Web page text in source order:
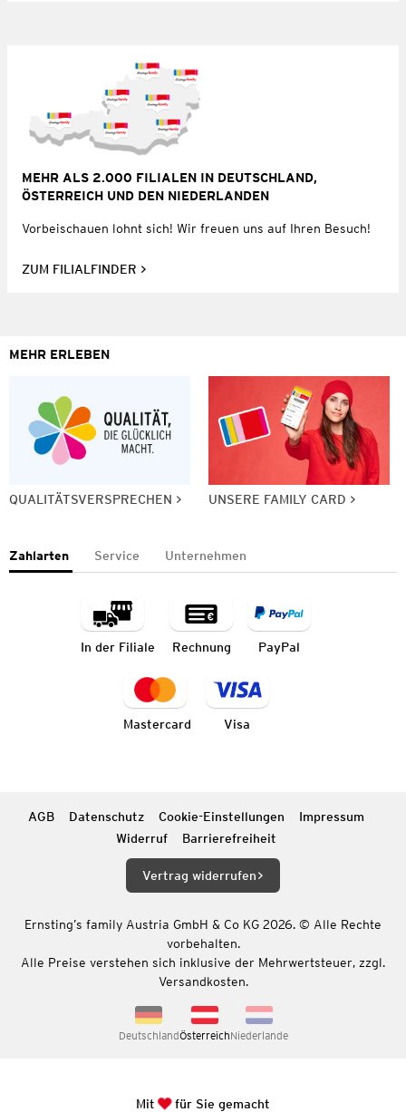
MEHR ALS 2.000 FILIALEN IN DEUTSCHLAND,
ÖSTERREICH UND DEN NIEDERLANDEN
Vorbeischauen lohnt sich! Wir freuen uns auf Ihren Besuch!
ZUM FILIALFINDER
MEHR ERLEBEN
QUALITÄTSVERSPRECHEN UNSERE FAMILY CARD
Zahlarten Service Unternehmen
In der Filiale Rechnung PayPal
Mastercard Visa
AGB Datenschutz Cookie-Einstellungen
Impressum
Widerruf
Barrierefreiheit
Vertrag widerrufen
Ernsting’s family Austria GmbH & Co KG 2026. © Alle Rechte
vorbehalten.
Alle Preise verstehen sich inklusive der Mehrwertsteuer, zzgl.
Versandkosten.
DeutschlandÖsterreichNiederlande
Mit für Sie gemacht